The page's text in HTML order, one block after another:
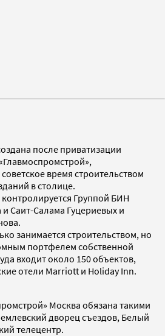
после приватизации
время строительством
в столице.
Группой БИН
Саит-Салама Гуцериевых и
занимается строительством, но
портфелем собственной
входит около 150 объектов,
отели Marriott и Holiday Inn.
Москва обязана такими
дворец съездов, Белый
телецентр.